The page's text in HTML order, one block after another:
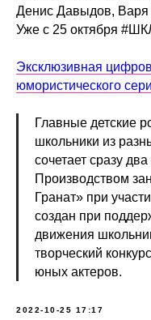
Денис Давыдов, Варя
Уже с 25 октября
Эксклюзивная
юмористического
Главные детские
школьники из
сочетает сразу
Производством
Гранат» при
создан при
движения
творческий
юных актеров.
2022-10-25 17:17